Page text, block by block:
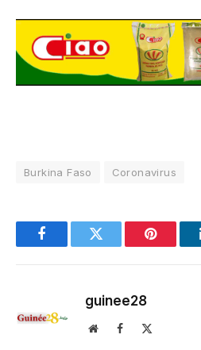
Burkina Faso Coronavirus
FacebookTwitter Pinterest
guinee28
WebsiteFacebook